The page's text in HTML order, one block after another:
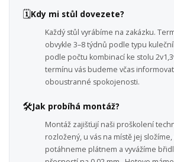
🗓️Kdy mi stůl dovezete?
Každý stůl vyrábíme na zakázku.
obvykle 3–8 týdnů podle typu
podle počtu kombinací ke stolu
termínu vás budeme včas
oboustranné spokojenosti.
🛠️Jak probíhá montáž?
Montáž zajišťují naši proškolení
rozložený, u vás na místě jej
potáhneme plátnem a vyvážíme